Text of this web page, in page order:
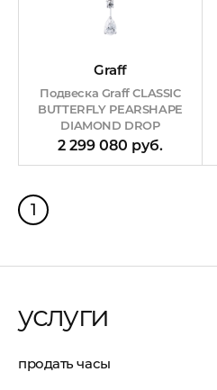
Graff
Подвеска Graff CLASSIC
BUTTERFLY PEARSHAPE
DIAMOND DROP
PENDANT
2 299 080 руб.
1
услуги
продать часы